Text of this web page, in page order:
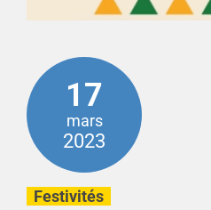
17
mars
2023
Festivités